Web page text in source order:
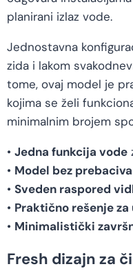
planirani izlaz vode.
Jednostavna
zida i lakom
tome, ovaj model je
kojima se želi
minimalnim brojem
• Jedna funkcija vode
• Model bez
• Sveden raspored
• Praktično rešenje
• Minimalistički
Fresh dizajn za